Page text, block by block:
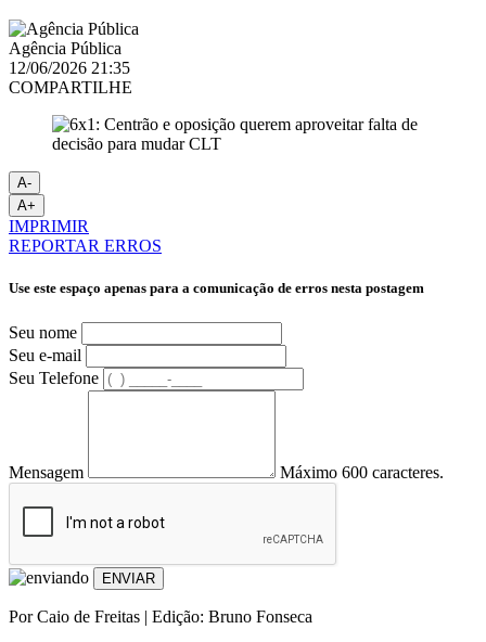
Agência Pública
12/06/2026 21:35
COMPARTILHE
A-
A+
IMPRIMIR
REPORTAR ERROS
Use este espaço apenas para a comunicação de erros nesta postagem
Seu nome
Seu e-mail
Seu Telefone
Mensagem Máximo 600 caracteres.
ENVIAR
Por Caio de Freitas | Edição: Bruno Fonseca